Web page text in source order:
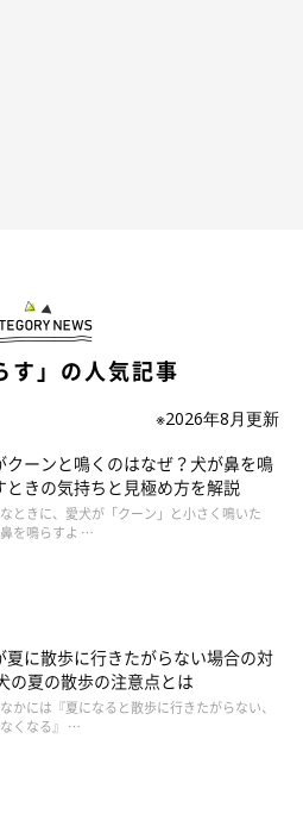
気持ちを読み取ったり、心配した
みせるコもいるようです。こうい
雰囲気など全体的にみて判断して
す」の人気記事
※2026年8月更新
クーンと鳴くのはなぜ？犬が鼻を鳴
ときの気持ちと見極め方を解説
ときに、愛犬が「クーン」と小さく鳴いた
を鳴らすよ …
夏に散歩に行きたがらない場合の対
の夏の散歩の注意点とは
かには『夏になると散歩に行きたがらない、
くなる』 …